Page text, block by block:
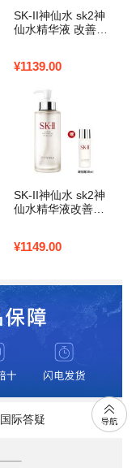
SK-II神仙水 sk2神
仙水精华液 改善肌
ml
¥1139.00
SK-II神仙水 sk2神
仙水精华液改善肌
ml
¥1149.00
际答疑